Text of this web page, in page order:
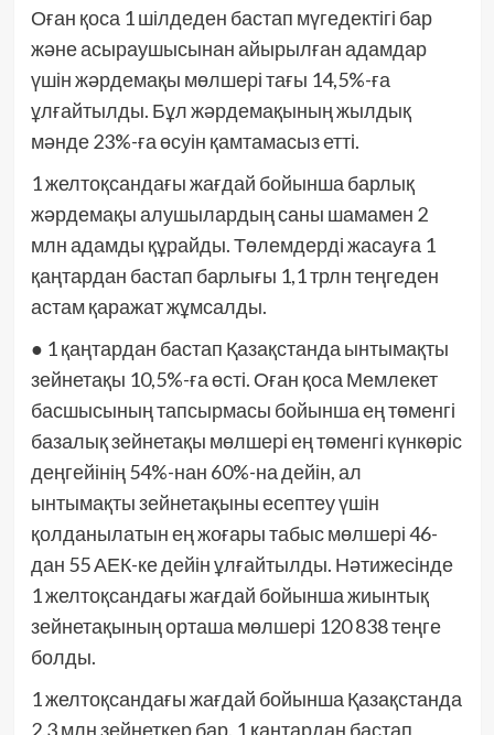
Оған қоса 1 шілдеден бастап мүгедектігі бар
және асыраушысынан айырылған адамдар
үшін жәрдемақы мөлшері тағы 14,5%-ға
ұлғайтылды. Бұл жәрдемақының жылдық
мәнде 23%-ға өсуін қамтамасыз етті.
1 желтоқсандағы жағдай бойынша барлық
жәрдемақы алушылардың саны шамамен 2
млн адамды құрайды. Төлемдерді жасауға 1
қаңтардан бастап барлығы 1,1 трлн теңгеден
астам қаражат жұмсалды.
● 1 қаңтардан бастап Қазақстанда ынтымақты
зейнетақы 10,5%-ға өсті. Оған қоса Мемлекет
басшысының тапсырмасы бойынша ең төменгі
базалық зейнетақы мөлшері ең төменгі күнкөріс
деңгейінің 54%-нан 60%-на дейін, ал
ынтымақты зейнетақыны есептеу үшін
қолданылатын ең жоғары табыс мөлшері 46-
дан 55 АЕК-ке дейін ұлғайтылды. Нәтижесінде
1 желтоқсандағы жағдай бойынша жиынтық
зейнетақының орташа мөлшері 120 838 теңге
болды.
1 желтоқсандағы жағдай бойынша Қазақстанда
2,3 млн зейнеткер бар. 1 қаңтардан бастап